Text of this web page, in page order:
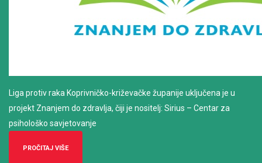
Liga protiv raka Koprivničko-križevačke županije uključena je u
projekt Znanjem do zdravlja, čiji je nositelj: Sirius – Centar za
psihološko savjetovanje
PROČITAJ VIŠE